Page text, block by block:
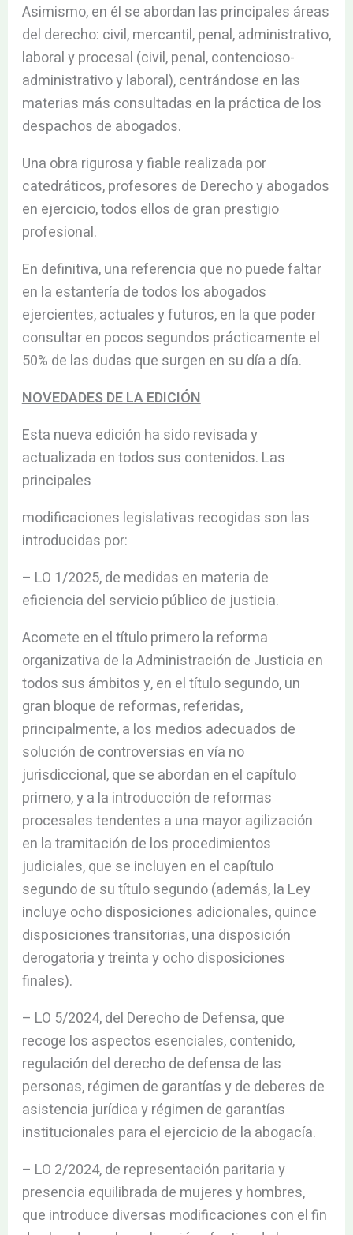
Asimismo, en él se abordan las principales áreas
del derecho: civil, mercantil, penal, administrativo,
laboral y procesal (civil, penal, contencioso-
administrativo y laboral), centrándose en las
materias más consultadas en la práctica de los
despachos de abogados.
Una obra rigurosa y fiable realizada por
catedráticos, profesores de Derecho y abogados
en ejercicio, todos ellos de gran prestigio
profesional.
En definitiva, una referencia que no puede faltar
en la estantería de todos los abogados
ejercientes, actuales y futuros, en la que poder
consultar en pocos segundos prácticamente el
50% de las dudas que surgen en su día a día.
NOVEDADES DE LA EDICIÓN
Esta nueva edición ha sido revisada y
actualizada en todos sus contenidos. Las
principales
modificaciones legislativas recogidas son las
introducidas por:
– LO 1/2025, de medidas en materia de
eficiencia del servicio público de justicia.
Acomete en el título primero la reforma
organizativa de la Administración de Justicia en
todos sus ámbitos y, en el título segundo, un
gran bloque de reformas, referidas,
principalmente, a los medios adecuados de
solución de controversias en vía no
jurisdiccional, que se abordan en el capítulo
primero, y a la introducción de reformas
procesales tendentes a una mayor agilización
en la tramitación de los procedimientos
judiciales, que se incluyen en el capítulo
segundo de su título segundo (además, la Ley
incluye ocho disposiciones adicionales, quince
disposiciones transitorias, una disposición
derogatoria y treinta y ocho disposiciones
finales).
– LO 5/2024, del Derecho de Defensa, que
recoge los aspectos esenciales, contenido,
regulación del derecho de defensa de las
personas, régimen de garantías y de deberes de
asistencia jurídica y régimen de garantías
institucionales para el ejercicio de la abogacía.
– LO 2/2024, de representación paritaria y
presencia equilibrada de mujeres y hombres,
que introduce diversas modificaciones con el fin